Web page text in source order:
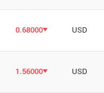
0.68000 USD
1.56000 USD